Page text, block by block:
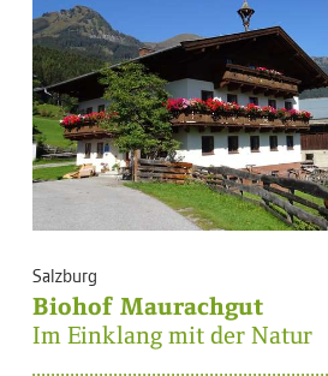
Salzburg
Biohof Maurachgut
Im Einklang mit der Natur